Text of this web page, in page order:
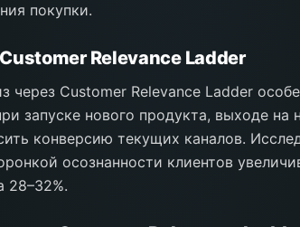
покупки.
Relevance Ladder
через Customer Relevance Ladder
запуске нового продукта, выходе на
конверсию текущих каналов.
осознанности клиентов
28–32%.